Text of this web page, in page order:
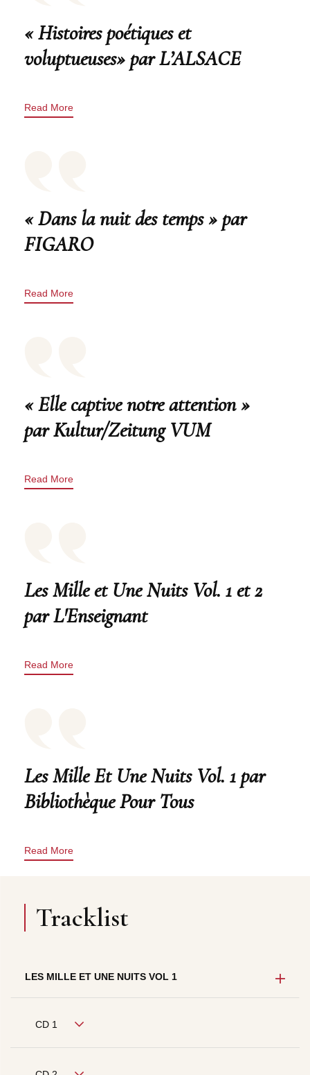
« Histoires poétiques et
voluptueuses» par L’ALSACE
Read More
« Dans la nuit des temps » par
FIGARO
Read More
« Elle captive notre attention »
par Kultur/Zeitung VUM
Read More
Les Mille et Une Nuits Vol. 1 et 2
par L'Enseignant
Read More
Les Mille Et Une Nuits Vol. 1 par
Bibliothèque Pour Tous
Read More
Tracklist
LES MILLE ET UNE NUITS VOL 1
CD 1